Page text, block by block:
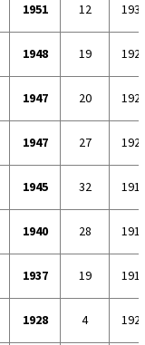
1951 12
1948 19
1947 20
1947 27
1945 32
1940 28
1937 19
1928 4